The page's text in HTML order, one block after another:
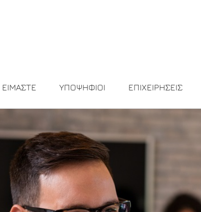
ΕΙΜΑΣΤΕ ΥΠΟΨΗΦΙΟΙ ΕΠΙΧΕΙΡΗΣΕΙΣ